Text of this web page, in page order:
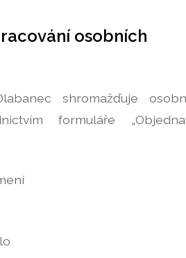
osobních
shromažďuje
formuláře